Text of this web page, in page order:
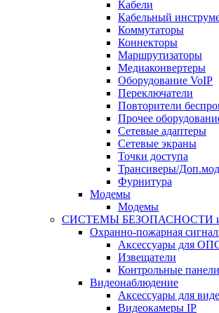
Кабели
Кабельный
Коммутаторы
Коннекторы
Маршрутизаторы
Медиаконвертеры
Оборудование VoIP
Переключатели
Повторители
Прочее
Сетевые адаптеры
Сетевые экраны
Точки доступа
Трансиверы/
Фурнитура
Модемы
Модемы
СИСТЕМЫ
Охранно-пожарная
Аксессуары для
Извещатели
Контрольные панели
Видеонаблюдение
Аксессуары для
Видеокамеры IP